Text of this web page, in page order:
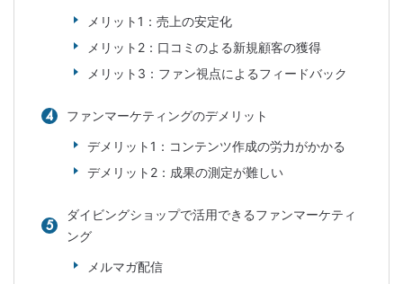
メリット1：売上の安定化
メリット2：口コミのよる新規顧客の獲得
メリット3：ファン視点によるフィードバック
ファンマーケティングのデメリット
デメリット1：コンテンツ作成の労力がかかる
デメリット2：成果の測定が難しい
ダイビングショップで活用できるファンマーケティ
ング
メルマガ配信